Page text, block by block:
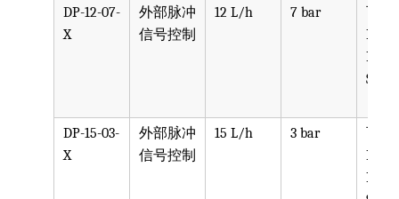
DP-12-07-
X
外部脉冲
信号控制
12 L/h 7 bar
可选
PPV,
PVDF,
SST,
DP-15-03-
X
外部脉冲
信号控制
15 L/h 3 bar
可选
PPV,
PVDF,